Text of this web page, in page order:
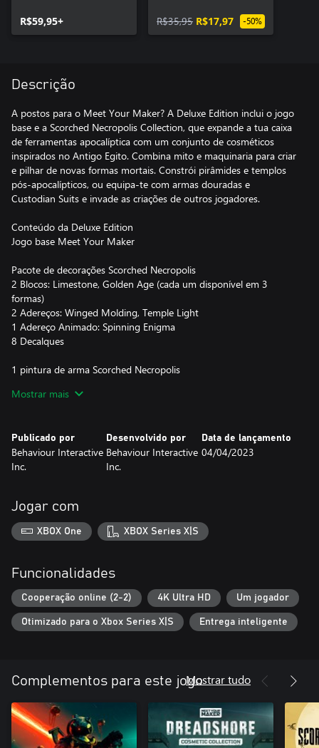
R$59,95+
R$35,95 R$17,97 -50%
Descrição
A postos para o Meet Your Maker? A Deluxe Edition inclui o jogo
base e a Scorched Necropolis Collection, que expande a tua caixa
de ferramentas apocalíptica com um conjunto de cosméticos
inspirados no Antigo Egito. Combina mito e maquinaria para criar
e pilhar de novas formas mortais. Constrói pirâmides e templos
pós-apocalípticos, ou equipa-te com armas douradas e
Custodian Suits e invade as criações de outros jogadores.
Conteúdo da Deluxe Edition
Jogo base Meet Your Maker
Pacote de decorações Scorched Necropolis
2 Blocos: Limestone, Golden Age (cada um disponível em 3
formas)
2 Adereços: Winged Molding, Temple Light
1 Adereço Animado: Spinning Enigma
8 Decalques
1 pintura de arma Scorched Necropolis
*Todos os itens em Meet Your Maker podem ser combinados
durante a construção de um Posto Avançado ou ao definir o
Mostrar mais
Publicado por
Behaviour Interactive
Inc.
Desenvolvido por
Behaviour Interactive
Inc.
Data de lançamento
04/04/2023
Jogar com
XBOX One XBOX Series X|S
Funcionalidades
Cooperação online (2-2) 4K Ultra HD Um jogador
Otimizado para o Xbox Series X|S Entrega inteligente
Complementos para este jogoMostrar tudo